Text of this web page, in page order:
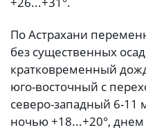
По Астрахани
без существенных
кратковременный
юго-восточный с
северо-западный 6-11
ночью +18...+20°, днем